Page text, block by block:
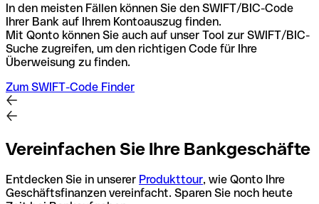
In den meisten Fällen können Sie den SWIFT/BIC-Code
Ihrer Bank auf Ihrem Kontoauszug finden.
Mit Qonto können Sie auch auf unser Tool zur SWIFT/BIC-
Suche zugreifen, um den richtigen Code für Ihre
Überweisung zu finden.
Zum SWIFT-Code Finder
Vereinfachen Sie Ihre Bankgeschäfte
Entdecken Sie in unserer Produkttour, wie Qonto Ihre
Geschäftsfinanzen vereinfacht. Sparen Sie noch heute